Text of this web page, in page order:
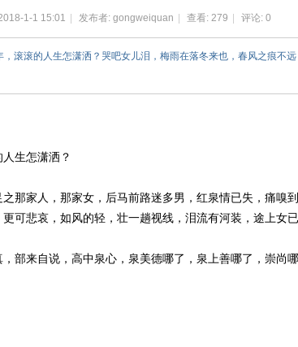
1-1 15:01 发布者: gongweiquan 查看: 279 评论: 0
滚滚的人生怎潇洒？哭吧女儿泪，梅雨在落冬来也，春风之痕不
生怎潇洒？
那家人，那家女，后马前路迷多男，红泉情已失，痛嗅
可悲哀，如风的轻，壮一趟视线，泪流有河装，途上女
部来自说，高中泉心，泉美德哪了，泉上善哪了，崇尚